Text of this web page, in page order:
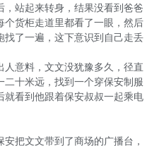
站起来转身，结果没看到爸爸
个货柜走道里都看了一眼，然后
找了一遍，这下意识到自己走丢
意料，文文没犹豫多久，径直
十米远，找到一个穿保安制服
就看到他跟着保安叔叔一起乘电
把文文带到了商场的广播台，